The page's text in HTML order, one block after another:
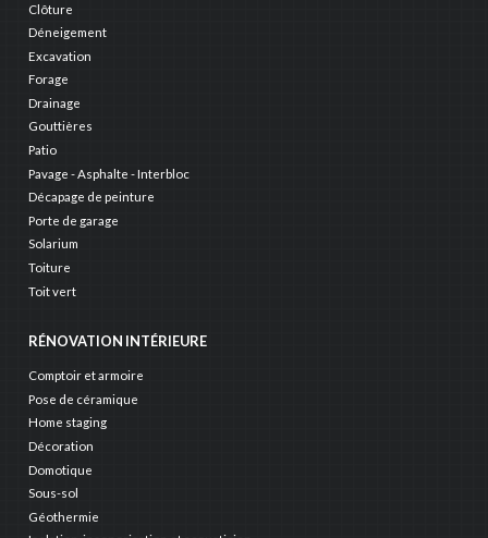
Clôture
Déneigement
Excavation
Forage
Drainage
Gouttières
Patio
Pavage - Asphalte - Interbloc
Décapage de peinture
Porte de garage
Solarium
Toiture
Toit vert
RÉNOVATION INTÉRIEURE
Comptoir et armoire
Pose de céramique
Home staging
Décoration
Domotique
Sous-sol
Géothermie